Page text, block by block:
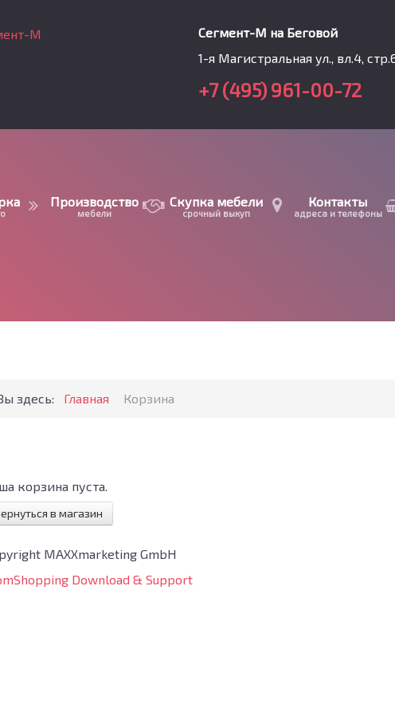
Сегмент-М на Беговой
1-я Магистральная ул., вл.4,
+7 (495) 961-00-72
Производство
мебели
Скупка мебели
срочный выкуп
Контакты
адреса и телефоны
здесь: Главная Корзина
корзина пуста.
в магазин
MAXXmarketing GmbH
Download & Support